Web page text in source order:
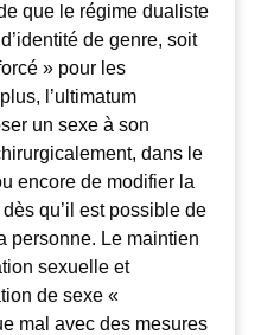
que le régime dualiste
de genre, soit
» pour les
l’ultimatum
un sexe à son
dans le
encore de modifier la
qu’il est possible de
personne. Le maintien
sexuelle et
de sexe «
mal avec des mesures